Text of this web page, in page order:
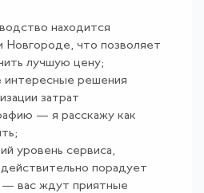
находится
Новгороде, что позволяет
лучшую цену;
решения
затрат
— я расскажу как
уровень сервиса,
порадует
— вас ждут приятные